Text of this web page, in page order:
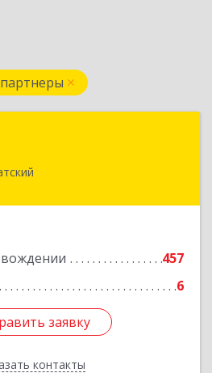
457
6
заявку
контакты
край, Петропавловск-
Подробнее
заявку
Назад